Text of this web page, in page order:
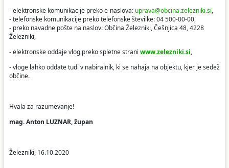
- elektronske komunikacije preko e-naslova: uprava@obcina.zelezniki.si,
- telefonske komunikacije preko telefonske številke: 04 500-00-00,
- preko navadne pošte na naslov: Občina Železniki, Češnjica 48, 4228
Železniki,
- elektronske oddaje vlog preko spletne strani www.zelezniki.si,
- vloge lahko oddate tudi v nabiralnik, ki se nahaja na objektu, kjer je sedež
občine.
Hvala za razumevanje!
mag. Anton LUZNAR, župan
Železniki, 16.10.2020